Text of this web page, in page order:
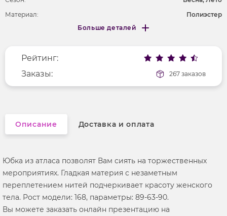
Материал:
Полиэстер
Фактура материала
гладкий
Больше деталей
Меньше деталей
Рейтинг:
Заказы:
267 заказов
Описание Доставка и оплата
Юбка из атласа позволят Вам сиять на торжественных
мероприятиях. Гладкая материя с незаметным
переплетением нитей подчеркивает красоту женского
тела. Рост модели: 168, параметры: 89-63-90.
Вы можете заказать онлайн презентацию на